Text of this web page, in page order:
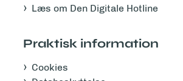
Læs om Den Digitale Hotline
Praktisk information
Cookies